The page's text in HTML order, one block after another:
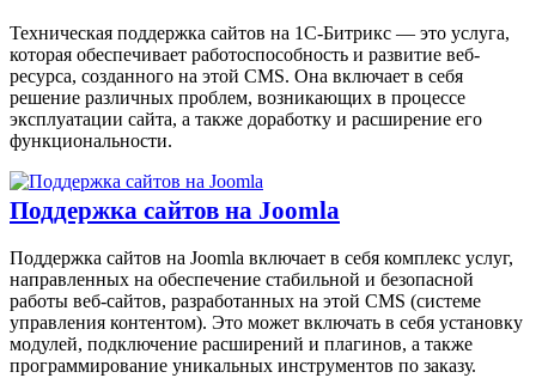
Техническая поддержка сайтов на 1С-Битрикс — это услуга,
которая обеспечивает работоспособность и развитие веб-
ресурса, созданного на этой CMS. Она включает в себя
решение различных проблем, возникающих в процессе
эксплуатации сайта, а также доработку и расширение его
функциональности.
Поддержка сайтов на Joomla
Поддержка сайтов на Joomla включает в себя комплекс услуг,
направленных на обеспечение стабильной и безопасной
работы веб-сайтов, разработанных на этой CMS (системе
управления контентом). Это может включать в себя установку
модулей, подключение расширений и плагинов, а также
программирование уникальных инструментов по заказу.